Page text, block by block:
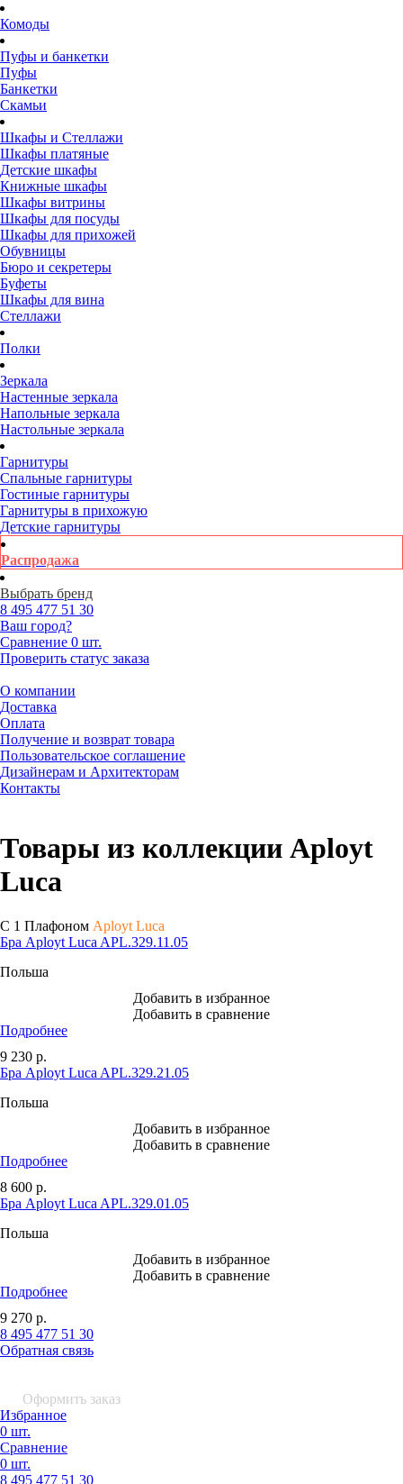
Комоды
Пуфы и банкетки
Пуфы
Банкетки
Скамьи
Шкафы и Стеллажи
Шкафы платяные
Детские шкафы
Книжные шкафы
Шкафы витрины
Шкафы для посуды
Шкафы для прихожей
Обувницы
Бюро и секретеры
Буфеты
Шкафы для вина
Стеллажи
Полки
Зеркала
Настенные зеркала
Напольные зеркала
Настольные зеркала
Гарнитуры
Спальные гарнитуры
Гостиные гарнитуры
Гарнитуры в прихожую
Детские гарнитуры
Распродажа
Выбрать бренд
8 495 477 51 30
Ваш город?
Сравнение 0 шт.
Проверить статус заказа
О компании
Доставка
Оплата
Получение и возврат товара
Пользовательское соглашение
Дизайнерам и Архитекторам
Контакты
Товары из коллекции Aployt
Luca
С 1 Плафоном Aployt Luca
Бра Aployt Luca APL.329.11.05
Польша
Добавить в избранное
Добавить в сравнение
Подробнее
9 230 р.
Бра Aployt Luca APL.329.21.05
Польша
Добавить в избранное
Добавить в сравнение
Подробнее
8 600 р.
Бра Aployt Luca APL.329.01.05
Польша
Добавить в избранное
Добавить в сравнение
Подробнее
9 270 р.
8 495 477 51 30
Обратная связь
Оформить заказ
Избранное
0 шт.
Сравнение
0 шт.
8 495 477 51 30